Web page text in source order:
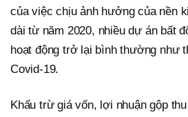
của việc chịu ảnh hưởng của nền
dài từ năm 2020, nhiều dự án bất
hoạt động trở lại bình thường như
Covid-19.
Khấu trừ giá vốn, lợi nhuận gộp